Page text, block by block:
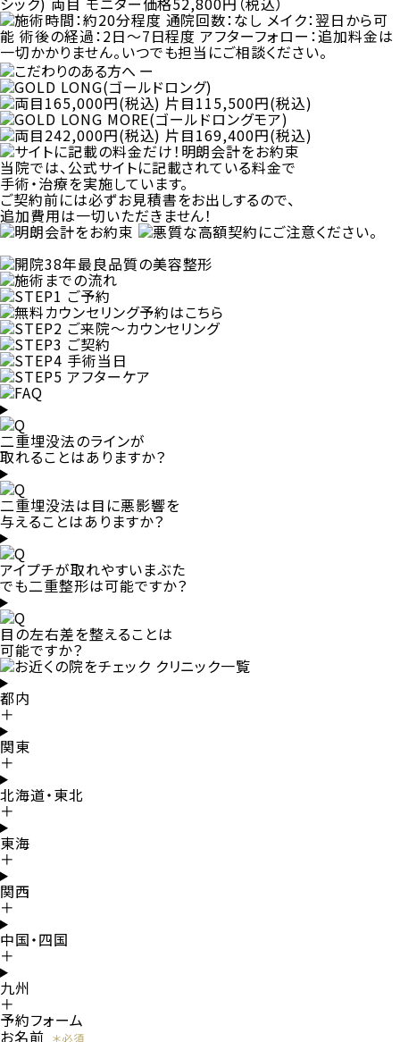
ー
当院では、公式サイトに記載されている料金で
手術・治療を実施しています。
ご契約前には必ずお見積書をお出しするので、
追加費用は一切いただきません！
二重埋没法のラインが
取れることはありますか？
二重埋没法は目に悪影響を
与えることはありますか？
アイプチが取れやすいまぶた
でも二重整形は可能ですか？
目の左右差を整えることは
可能ですか？
都内
＋
関東
＋
北海道・東北
＋
東海
＋
関西
＋
中国・四国
＋
九州
＋
予約フォーム
お名前